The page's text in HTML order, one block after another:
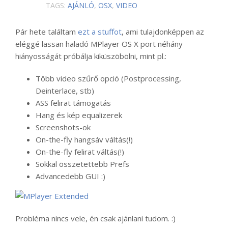
TAGS: AJÁNLÓ, OSX, VIDEO
Pár hete találtam ezt a stuffot, ami tulajdonképpen az
eléggé lassan haladó MPlayer OS X port néhány
hiányosságát próbálja kiküszöbölni, mint pl.:
Több video szűrő opció (Postprocessing,
Deinterlace, stb)
ASS felirat támogatás
Hang és kép equalizerek
Screenshots-ok
On-the-fly hangsáv váltás(!)
On-the-fly felirat váltás(!)
Sokkal összetettebb Prefs
Advancedebb GUI :)
Probléma nincs vele, én csak ajánlani tudom. :)